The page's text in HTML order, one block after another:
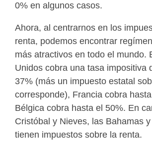
0% en algunos casos.
Ahora, al centrarnos en los
renta, podemos encontrar
más atractivos en todo el mundo.
Unidos cobra una tasa impositiva
37% (más un impuesto estatal
corresponde), Francia cobra
Bélgica cobra hasta el 50%. En
Cristóbal y Nieves, las Bahamas
tienen impuestos sobre la renta.